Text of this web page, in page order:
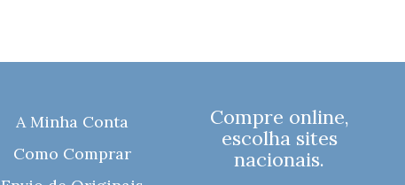
A Minha Conta
Como Comprar
Compre online,
escolha sites
nacionais.